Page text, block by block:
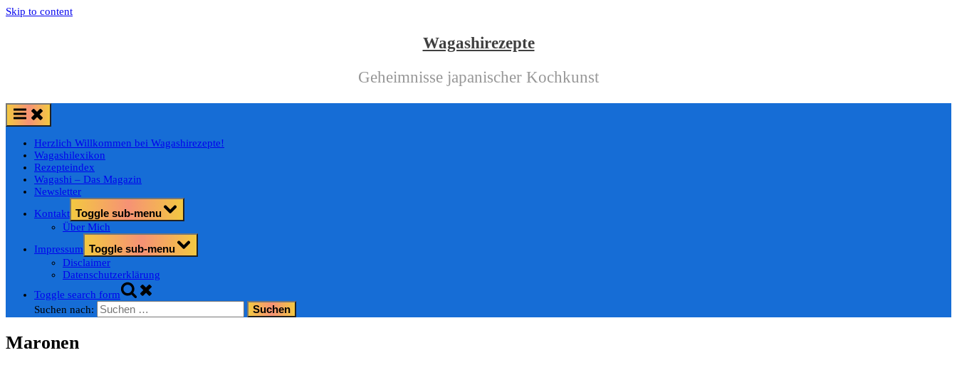
Skip to content
Wagashirezepte
Geheimnisse japanischer Kochkunst
Herzlich Willkommen bei Wagashirezepte!
Wagashilexikon
Rezepteindex
Wagashi – Das Magazin
Newsletter
Kontakt Toggle sub-menu
Über Mich
Impressum Toggle sub-menu
Disclaimer
Datenschutzerklärung
Toggle search form
Suchen nach:
Maronen